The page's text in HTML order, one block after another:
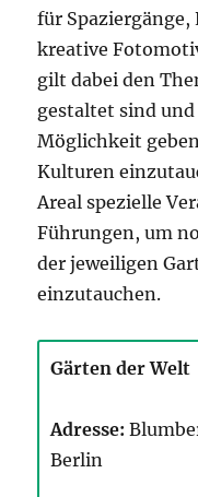
für Spaziergänge,
kreative
gilt dabei den
gestaltet sind und
Möglichkeit
Kulturen
Areal spezielle
Führungen, um
der jeweiligen
einzutauchen.
Gärten der Welt
Adresse:
Berlin